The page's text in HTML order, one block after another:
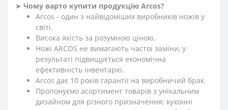
➤ Чому варто купити продукцію Arcos?
Arcos - один з найвідоміших виробників ножів у
світі.
Висока якість за розумною ціною.
Ножі ARCOS не вимагають частої заміни, у
результаті підвищується економічна
ефективність інвентарю.
Arcos дає 10 років гарантії на виробничий брак.
Пропонуємо асортимент товарів з унікальним
дизайном для різного призначення: кухонні